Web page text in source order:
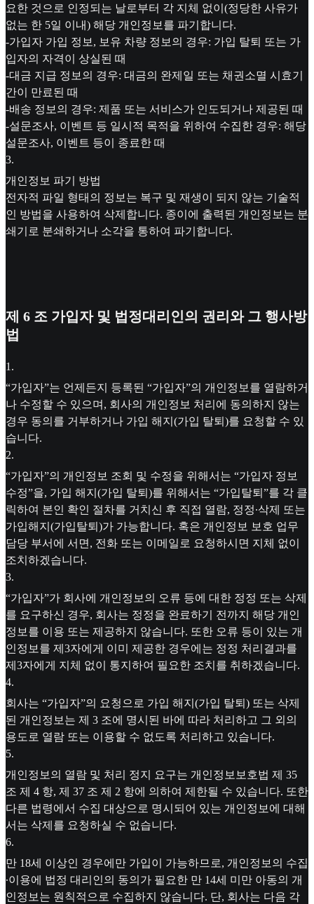
요한 것으로 인정되는 날로부터 각 지체 없이(정당한 사유가
없는 한 5일 이내) 해당 개인정보를 파기합니다.
-가입자 가입 정보, 보유 차량 정보의 경우: 가입 탈퇴 또는 가
입자의 자격이 상실된 때
-대금 지급 정보의 경우: 대금의 완제일 또는 채권소멸 시효기
간이 만료된 때
-배송 정보의 경우: 제품 또는 서비스가 인도되거나 제공된 때
-설문조사, 이벤트 등 일시적 목적을 위하여 수집한 경우: 해당
설문조사, 이벤트 등이 종료한 때
3.
개인정보 파기 방법
전자적 파일 형태의 정보는 복구 및 재생이 되지 않는 기술적
인 방법을 사용하여 삭제합니다. 종이에 출력된 개인정보는 분
쇄기로 분쇄하거나 소각을 통하여 파기합니다.
제 6 조 가입자 및 법정대리인의 권리와 그 행사방
법
1 .
“가입자”는 언제든지 등록된 “가입자”의 개인정보를 열람하거
나 수정할 수 있으며, 회사의 개인정보 처리에 동의하지 않는
경우 동의를 거부하거나 가입 해지(가입 탈퇴)를 요청할 수 있
습니다.
2.
“가입자”의 개인정보 조회 및 수정을 위해서는 “가입자 정보
수정”을, 가입 해지(가입 탈퇴)를 위해서는 “가입탈퇴”를 각 클
릭하여 본인 확인 절차를 거치신 후 직접 열람, 정정∙삭제 또는
가입해지(가입탈퇴)가 가능합니다. 혹은 개인정보 보호 업무
담당 부서에 서면, 전화 또는 이메일로 요청하시면 지체 없이
조치하겠습니다.
3.
“가입자”가 회사에 개인정보의 오류 등에 대한 정정 또는 삭제
를 요구하신 경우, 회사는 정정을 완료하기 전까지 해당 개인
정보를 이용 또는 제공하지 않습니다. 또한 오류 등이 있는 개
인정보를 제3자에게 이미 제공한 경우에는 정정 처리결과를
제3자에게 지체 없이 통지하여 필요한 조치를 취하겠습니다.
4.
회사는 “가입자”의 요청으로 가입 해지(가입 탈퇴) 또는 삭제
된 개인정보는 제 3 조에 명시된 바에 따라 처리하고 그 외의
용도로 열람 또는 이용할 수 없도록 처리하고 있습니다.
5.
개인정보의 열람 및 처리 정지 요구는 개인정보보호법 제 35
조 제 4 항, 제 37 조 제 2 항에 의하여 제한될 수 있습니다. 또한
다른 법령에서 수집 대상으로 명시되어 있는 개인정보에 대해
서는 삭제를 요청하실 수 없습니다.
6.
만 18세 이상인 경우에만 가입이 가능하므로, 개인정보의 수집
∙이용에 법정 대리인의 동의가 필요한 만 14세 미만 아동의 개
인정보는 원칙적으로 수집하지 않습니다. 단, 회사는 다음 각